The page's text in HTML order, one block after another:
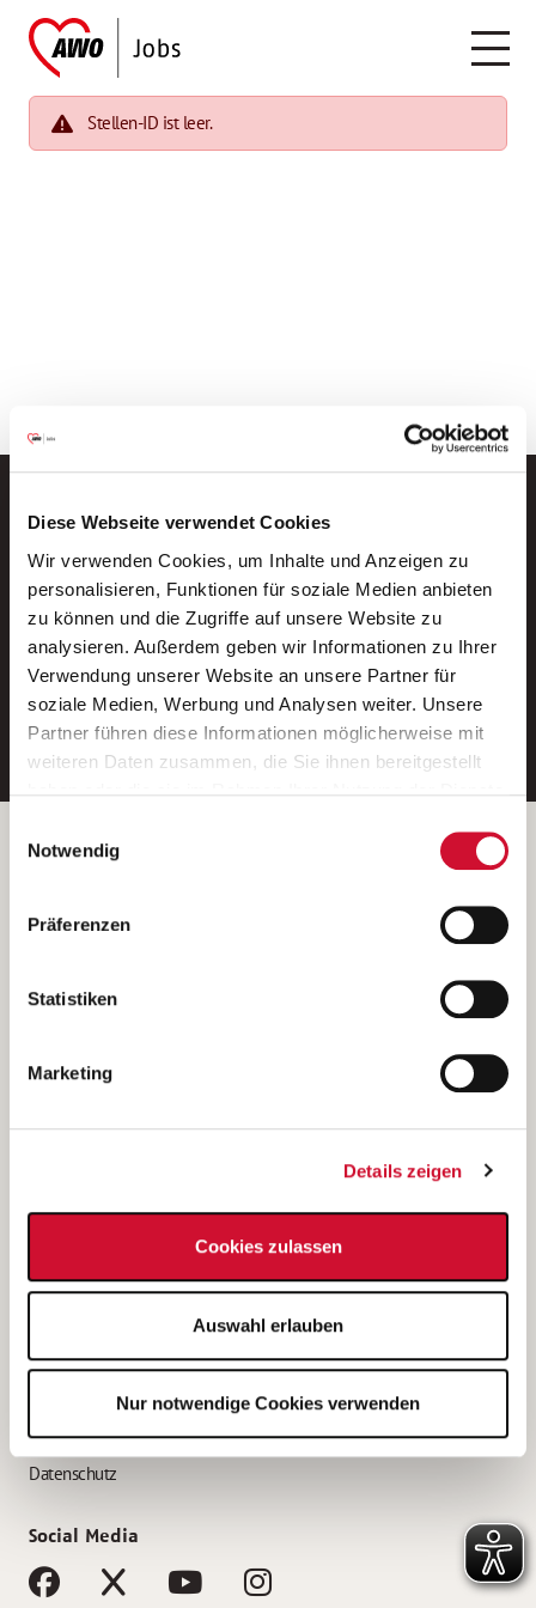
Diese Webseite verwendet Cookies
Wir verwenden Cookies, um Inhalte und Anzeigen zu
personalisieren, Funktionen für soziale Medien anbieten
zu können und die Zugriffe auf unsere Website zu
analysieren. Außerdem geben wir Informationen zu Ihrer
Verwendung unserer Website an unsere Partner für
soziale Medien, Werbung und Analysen weiter. Unsere
Partner führen diese Informationen möglicherweise mit
weiteren Daten zusammen, die Sie ihnen bereitgestellt
Wenn Sie auf „Cookies zulassen“ klicken, so stimmen
Sie der Speicherung sämtlicher Cookies zu. Sie können
Ihre Einwilligung selbstverständlich jederzeit widerrufen,
indem Sie die Cookie-Einstellungen aufrufen und diese
unsererDatenschutzerklärung
Notwendig
Präferenzen
Statistiken
Marketing
Details zeigen
Cookies zulassen
Auswahl erlauben
Nur notwendige Cookies verwenden
Stellen-ID ist leer.
Neue Stellen per E-Mail.
Ein kostenloser Service von AWO
Jobs.
E-Mail-Adresse eintragen
Betreiber der Webseite
Kantstraße 45a
(Ein Tochterunternehmen des AWO Bezirksverbandes Unterfranken
e.V.)
Bewerbung als Altenpflegehelfer*in
Bewerbung als Erzieher*in
AWO Gliederungen nach Bundesland
Impressum
Datenschutz
Social Media